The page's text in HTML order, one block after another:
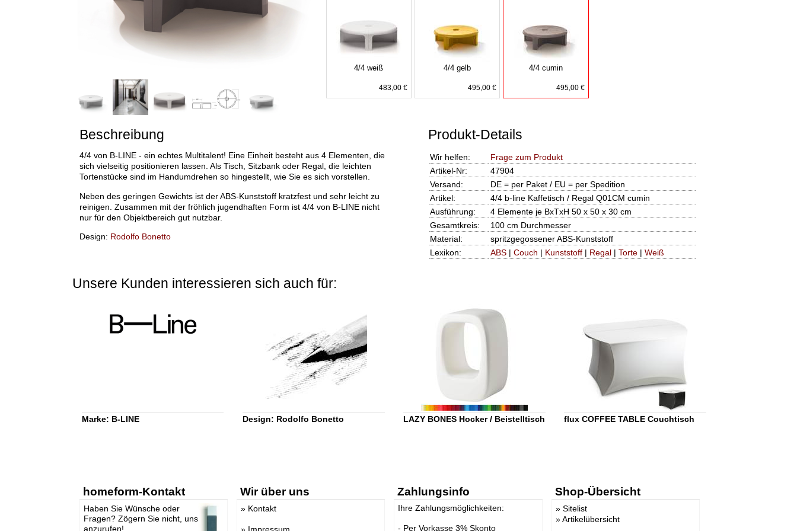
4/4 weiß
483,00 €
4/4 gelb
495,00 €
4/4 cumin
495,00 €
Beschreibung
4/4 von B-LINE - ein echtes Multitalent! Eine Einheit besteht aus 4 Elementen, die
sich vielseitig positionieren lassen. Als Tisch, Sitzbank oder Regal, die leichten
Tortenstücke sind im Handumdrehen so hingestellt, wie Sie es sich vorstellen.
Neben des geringen Gewichts ist der ABS-Kunststoff kratzfest und sehr leicht zu
reinigen. Zusammen mit der fröhlich jugendhaften Form ist 4/4 von B-LINE nicht
nur für den Objektbereich gut nutzbar.
Design: Rodolfo Bonetto
Produkt-Details
Wir helfen:
Frage zum Produkt
Artikel-Nr:
47904
Versand:
DE = per Paket / EU = per Spedition
Artikel:
4/4 b-line Kaffetisch / Regal Q01CM cumin
Ausführung:
4 Elemente je BxTxH 50 x 50 x 30 cm
Gesamtkreis:
100 cm Durchmesser
Material:
spritzgegossener ABS-Kunststoff
Lexikon:
ABS| Couch | Kunststoff| Regal| Torte| Weiß
Unsere Kunden interessieren sich auch für:
Marke: B-LINE Design: Rodolfo Bonetto LAZY BONES Hocker / Beistelltisch flux COFFEE TABLE Couchtisch
homeform-Kontakt
Haben Sie Wünsche oder
Fragen? Zögern Sie nicht, uns
anzurufen!
Wir über uns
» Kontakt
» Impressum
Zahlungsinfo
Ihre Zahlungsmöglichkeiten:
- Per Vorkasse 3% Skonto
Shop-Übersicht
» Sitelist
»Artikelübersicht